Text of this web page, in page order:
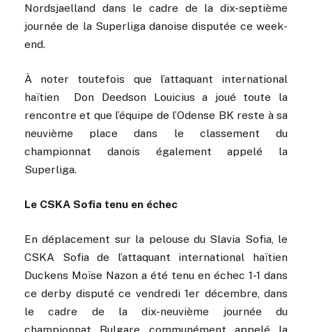
Nordsjaelland dans le cadre de la dix-septième
journée de la Superliga danoise disputée ce week-
end.
À noter toutefois que l’attaquant international
haïtien Don Deedson Louicius a joué toute la
rencontre et que l’équipe de l’Odense BK reste à sa
neuvième place dans le classement du
championnat danois également appelé la
Superliga.
Le CSKA Sofia tenu en échec
En déplacement sur la pelouse du Slavia Sofia, le
CSKA Sofia de l’attaquant international haïtien
Duckens Moïse Nazon a été tenu en échec 1-1 dans
ce derby disputé ce vendredi 1er décembre, dans
le cadre de la dix-neuvième journée du